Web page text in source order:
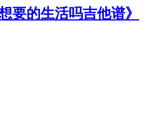
要的生活吗吉他谱》